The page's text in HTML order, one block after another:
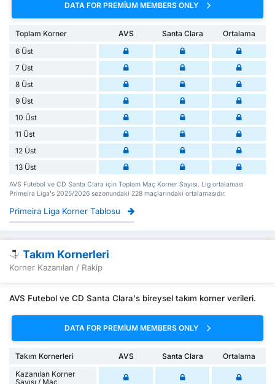
DATA FOR PREMIUM MEMBERS ONLY
Toplam Korner AVS Santa Clara
Ortalama
6 Üst
7 Üst
8 Üst
9 Üst
10 Üst
11 Üst
12 Üst
13 Üst
AVS Futebol ve CD Santa Clara için Toplam Maç Korner Sayısı. Lig ortalaması
Primeira Liga's 2025/2026 sezonundaki 228 maçlarındaki ortalamasıdır.
Primeira Liga Korner Tablosu
Takım Kornerleri
Korner Kazanılan / Rakip
AVS Futebol ve CD Santa Clara's bireysel takım korner verileri.
DATA FOR PREMIUM MEMBERS ONLY
Takım Kornerleri AVS Santa Clara
Ortalama
Kazanılan Korner
Sayısı / Maç